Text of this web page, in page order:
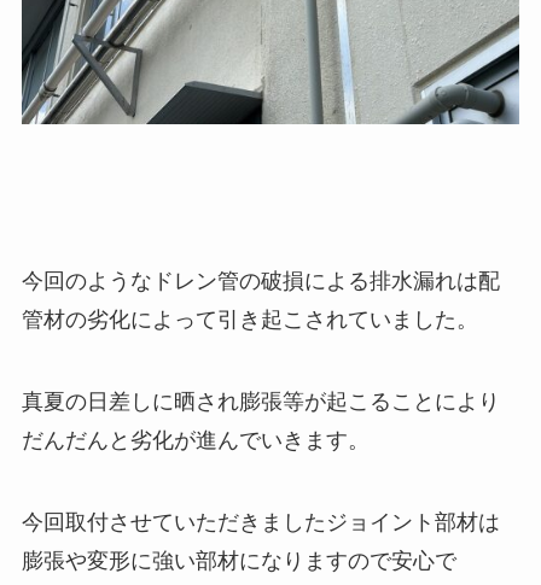
今回のようなドレン管の破損による排水漏れは配
管材の劣化によって引き起こされていました。
真夏の日差しに晒され膨張等が起こることにより
だんだんと劣化が進んでいきます。
今回取付させていただきましたジョイント部材は
膨張や変形に強い部材になりますので安心で